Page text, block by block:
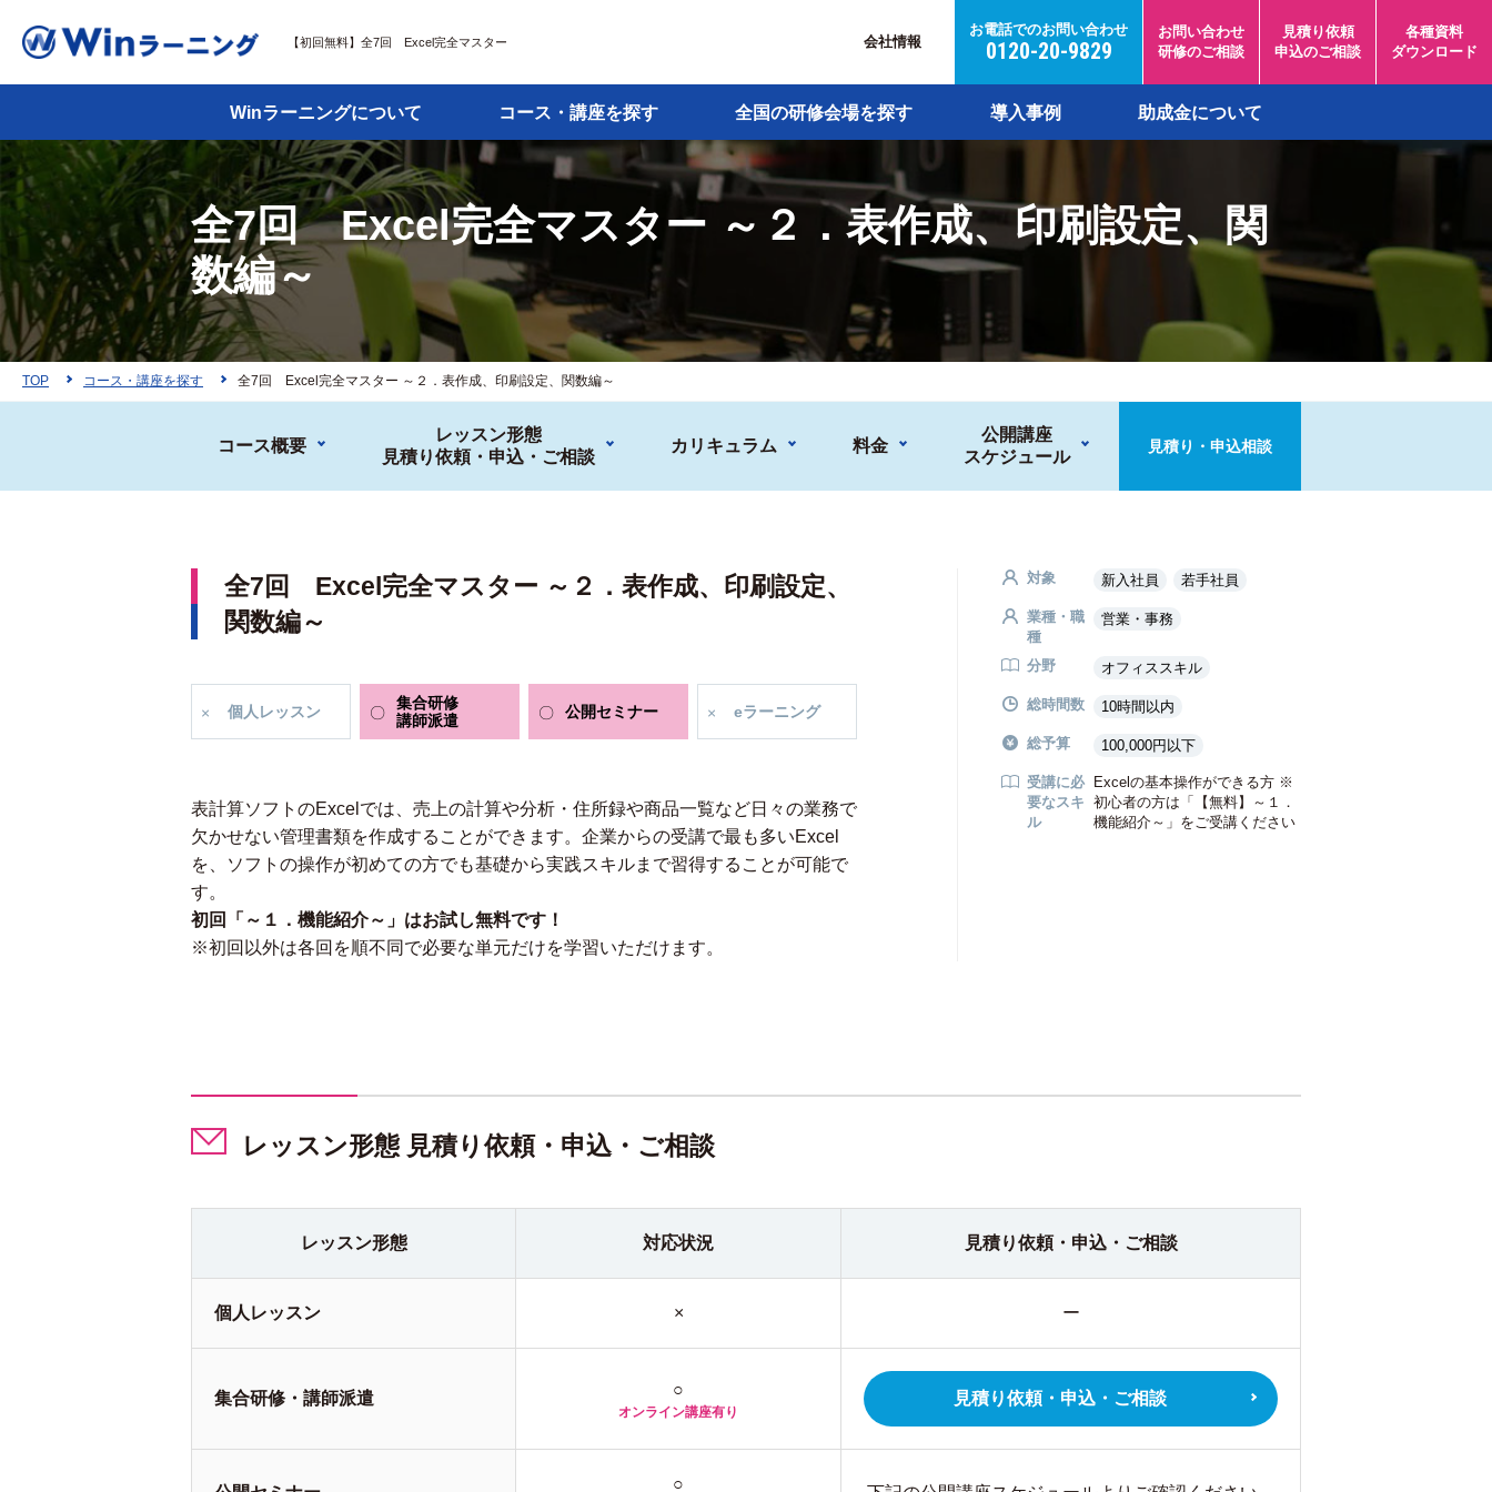
【初回無料】全7回 Excel完全マスター 会社情報
お電話でのお問い合わせ
0120-20-9829
お問い合わせ
研修のご相談
見積り依頼
申込のご相談
各種資料
ダウンロード
Winラーニングについて コース・講座を探す 全国の研修会場を探す 導入事例 助成金について
全7回 Excel完全マスター ～２．表作成、印刷設定、関
数編～
TOP コース・講座を探す 全7回 Excel完全マスター ～２．表作成、印刷設定、関数編～
コース概要
レッスン形態
見積り依頼・申込・ご相談
カリキュラム 料金
公開講座
スケジュール
見積り・申込相談
全7回 Excel完全マスター ～２．表作成、印刷設定、
関数編～
個人 レッスン
集合研修
講師派遣
公開セミナー eラーニング
表計算ソフトのExcelでは、売上の計算や分析・住所録や商品一覧など日々の業務で
欠かせない管理書類を作成することができます。企業からの受講で最も多いExcel
を、ソフトの操作が初めての方でも基礎から実践スキルまで習得することが可能で
す。
初回「～１．機能紹介～」はお試し無料です！
※初回以外は各回を順不同で必要な単元だけを学習いただけます。
対象 新入社員 若手社員
業種・職
種
営業・事務
分野 オフィススキル
総時間数 10時間以内
総予算 100,000円以下
受講に必
要なスキ
ル
Excelの基本操作ができる方 ※
初心者の方は「【無料】～１．
機能紹介～」をご受講ください
レッスン形態 見積り依頼・申込・ご相談
レッスン形態 対応状況 見積り依頼・ 申込・ご相談
個人 レッスン × ー
集合研修・ 講師派遣 ○
オンライン講座有り
見積り依頼・ 申込・ご相談
○